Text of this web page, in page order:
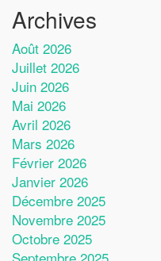
Archives
Août 2026
Juillet 2026
Juin 2026
Mai 2026
Avril 2026
Mars 2026
Février 2026
Janvier 2026
Décembre 2025
Novembre 2025
Octobre 2025